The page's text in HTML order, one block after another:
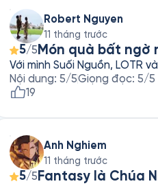
Robert Nguyen
11 tháng trước
5/5 Món quà bất ngờ
Với mình Suối Nguồn, LOTR
Nội dung: 5/5Giọng đọc: 5/5
19
Anh Nghiem
11 tháng trước
5/5 Fantasy là Chúa